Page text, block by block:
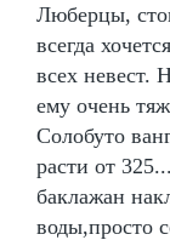
Люберцы,
всегда
всех невест.
ему очень
Солобуто
расти от
баклажан
воды,просто